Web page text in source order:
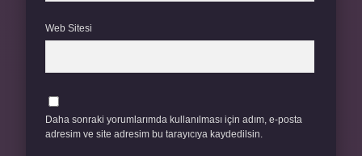
Web Sitesi
Daha sonraki yorumlarımda kullanılması için adım, e-posta
adresim ve site adresim bu tarayıcıya kaydedilsin.